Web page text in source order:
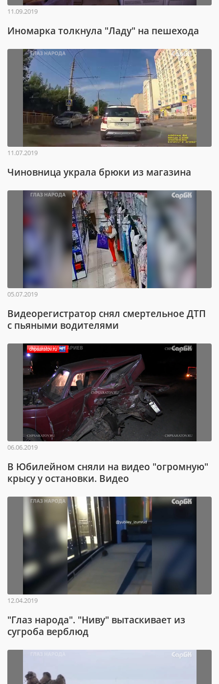
11.09.2019
Иномарка толкнула "Ладу" на пешехода
11.07.2019
Чиновница украла брюки из магазина
05.07.2019
Видеорегистратор снял смертельное ДТП
с пьяными водителями
06.06.2019
В Юбилейном сняли на видео "огромную"
крысу у остановки. Видео
12.04.2019
"Глаз народа". "Ниву" вытаскивает из
сугроба верблюд